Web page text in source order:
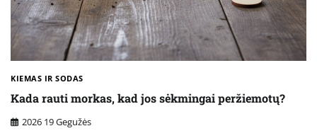
KIEMAS IR SODAS
Kada rauti morkas, kad jos sėkmingai peržiemotų?
2026 19 Gegužės